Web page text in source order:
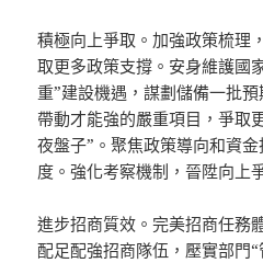
積極向上爭取。加強政策梳理
取更多政策支撐。安身維護國
重”建設機遇，謀劃儲備一批
帶動才能強的嚴重項目，爭取
夜盤子”。聚焦政策導向和資
度。強化考察機制，晉陞向上
進步招商質效。完美招商任務
配足配強招商隊伍，壓實部門